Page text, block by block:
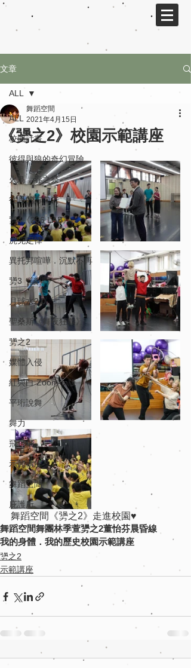
文章
ALL
校園計畫
彼得與狼的奇幻冒險
火鳥．春之祭
往月的方向去
勥4《206 LAB》
虎克定律
異托邦喧嘩．沉默不再
勥3《談彈》
月球水2.0
聖桑斯《舞夜狂歡》
勥之2
媒體入侵
紅與白 Zoom-in版
平珩說舞
舞力
飛飛飛
示範講座
舞蹈空間
庇護所
ALL
《勥之2》校園示範講座
舞蹈空間
2021年4月15日
舞蹈空間《勥之2》走進校園♥️
舞蹈空間舞團林季萱勥之2董怡芬晨昏線
我的身體．我的歷史校園示範講座
勥之2
示範講座